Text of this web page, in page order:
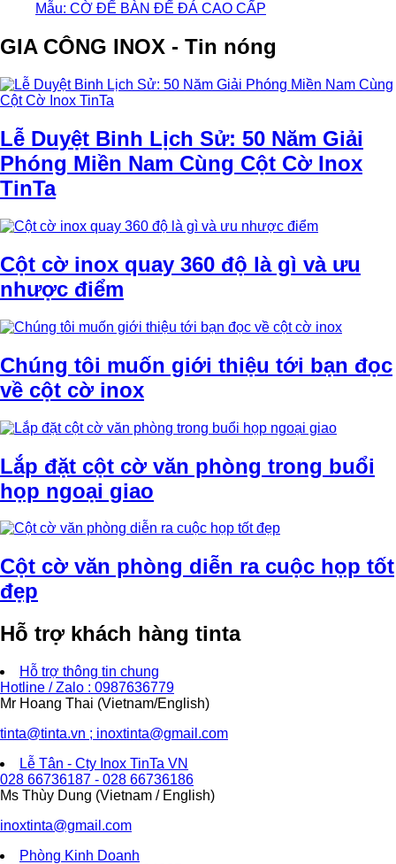
Mẫu: CỜ ĐỂ BÀN ĐẾ ĐÁ CAO CẤP
GIA CÔNG INOX - Tin nóng
Lễ Duyệt Binh Lịch Sử: 50 Năm Giải
Phóng Miền Nam Cùng Cột Cờ Inox
TinTa
Cột cờ inox quay 360 độ là gì và ưu
nhược điểm
Chúng tôi muốn giới thiệu tới bạn đọc
về cột cờ inox
Lắp đặt cột cờ văn phòng trong buổi
họp ngoại giao
Cột cờ văn phòng diễn ra cuộc họp tốt
đẹp
Hỗ trợ khách hàng tinta
Hỗ trợ thông tin chung
Hotline / Zalo : 0987636779
Mr Hoang Thai (Vietnam/English)
tinta@tinta.vn ; inoxtinta@gmail.com
Lễ Tân - Cty Inox TinTa VN
028 66736187 - 028 66736186
Ms Thùy Dung (Vietnam / English)
inoxtinta@gmail.com
Phòng Kinh Doanh